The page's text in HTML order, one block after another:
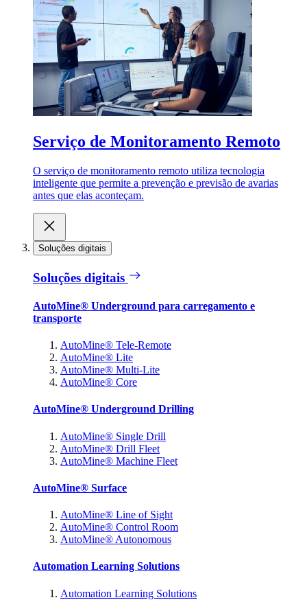
Serviço de Monitoramento Remoto
O serviço de monitoramento remoto utiliza tecnologia
inteligente que permite a prevenção e previsão de avarias
antes que elas aconteçam.
Soluções digitais
Soluções digitais
AutoMine® Underground para carregamento e
transporte
AutoMine® Tele-Remote
AutoMine® Lite
AutoMine® Multi-Lite
AutoMine® Core
AutoMine® Underground Drilling
AutoMine® Single Drill
AutoMine® Drill Fleet
AutoMine® Machine Fleet
AutoMine® Surface
AutoMine® Line of Sight
AutoMine® Control Room
AutoMine® Autonomous
Automation Learning Solutions
Automation Learning Solutions